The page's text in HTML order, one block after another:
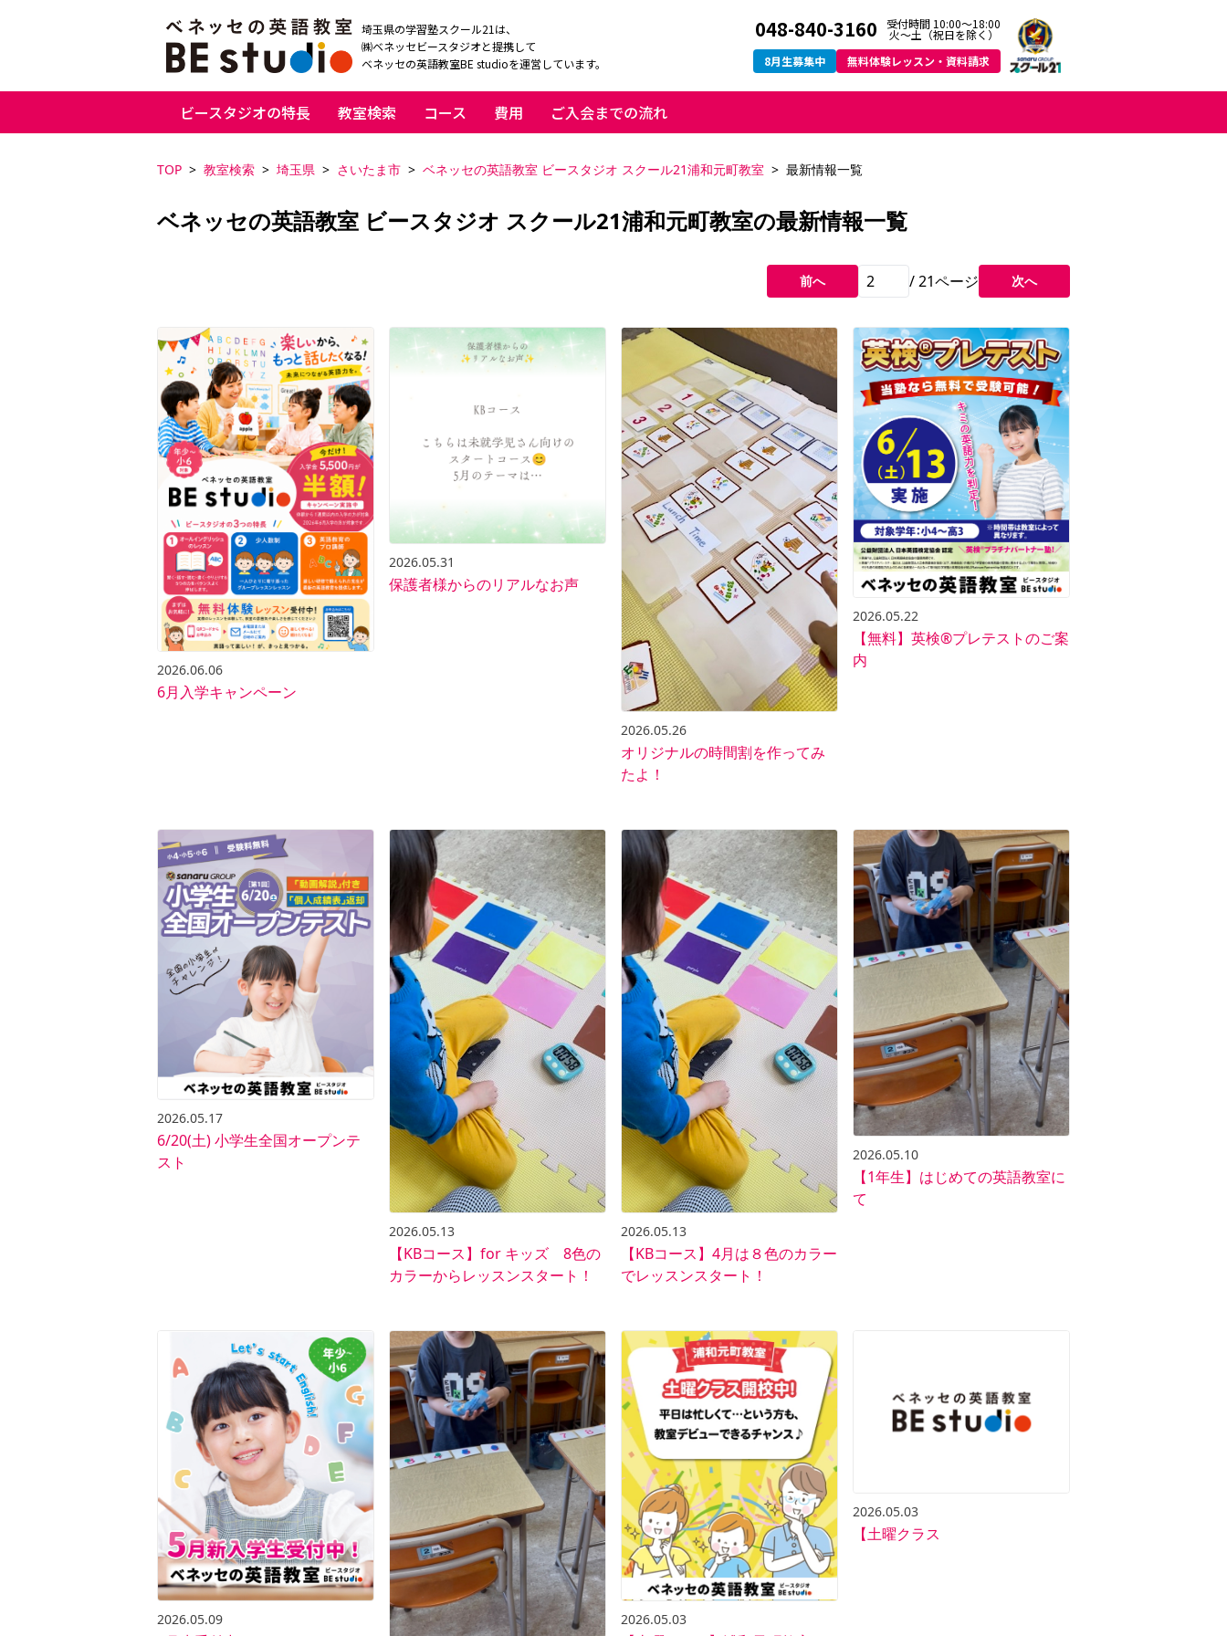
埼玉県の学習塾スクール21は、
㈱ベネッセビースタジオと提携して
ベネッセの英語教室BE studioを運営しています。
048-840-3160 受付時間 10:00～18:00
火〜土（祝日を除く）
8月生募集中 無料体験レッスン・資料請求
ビースタジオの特長 教室検索 コース 費用 ご入会までの流れ
TOP 教室検索 埼玉県 さいたま市 ベネッセの英語教室 ビースタジオ スクール21浦和元町教室 最新情報一覧
ベネッセの英語教室 ビースタジオ スクール21浦和元町教室の最新情報一覧
前へ /21ページ 次へ
2026.06.06
6月入学キャンペーン
2026.05.31
保護者様からのリアルなお声
2026.05.26
オリジナルの時間割を作ってみ
たよ！
2026.05.22
【無料】英検®︎プレテストのご案
内
2026.05.17
6/20(土) 小学生全国オープンテ
スト
2026.05.13
【KBコース】for キッズ 8色の
カラーからレッスンスタート！
2026.05.13
【KBコース】4月は８色のカラー
でレッスンスタート！
2026.05.10
【1年生】はじめての英語教室に
て
2026.05.09 2026.05.03
2026.05.03
【土曜クラス